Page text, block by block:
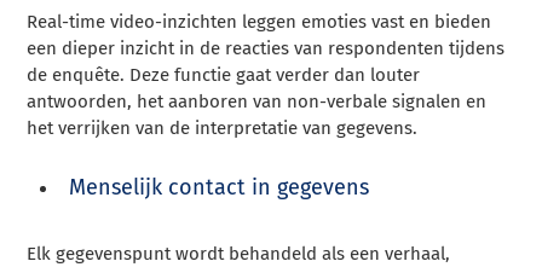
Real-time video-inzichten leggen emoties vast en bieden
een dieper inzicht in de reacties van respondenten tijdens
de enquête. Deze functie gaat verder dan louter
antwoorden, het aanboren van non-verbale signalen en
het verrijken van de interpretatie van gegevens.
Menselijk contact in gegevens
Elk gegevenspunt wordt behandeld als een verhaal,